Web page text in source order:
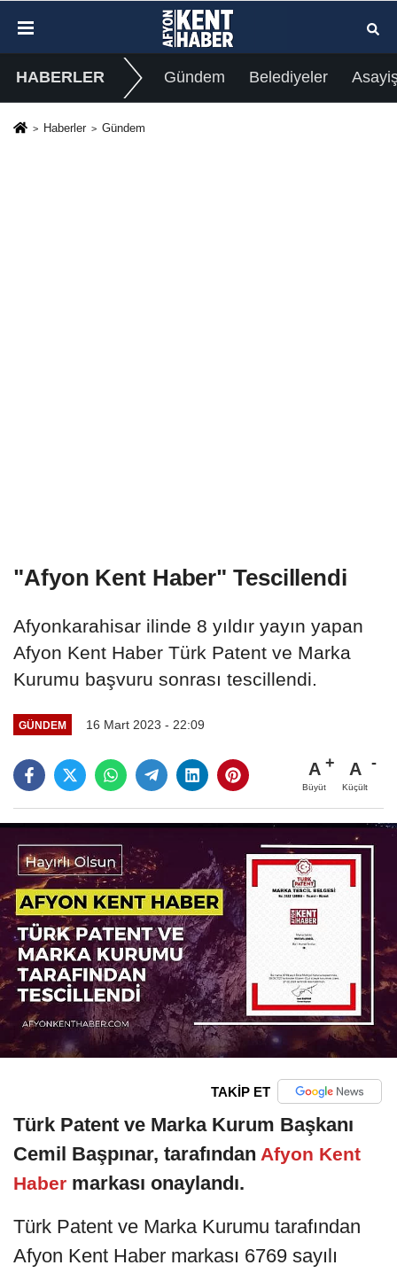
HABERLER Gündem Belediyeler
Haberler Gündem
"Afyon Kent Haber" Tescillendi
Afyonkarahisar ilinde 8 yıldır yayın yapan
Afyon Kent Haber Türk Patent ve Marka
Kurumu başvuru sonrası tescillendi.
GÜNDEM 16 Mart 2023 - 22:09
A
Büyüt
A
Küçült
TAKİP ET
Türk Patent ve Marka Kurum Başkanı
Cemil Başpınar, tarafından Afyon Kent
Haber markası onaylandı.
Türk Patent ve Marka Kurumu tarafından
Afyon Kent Haber markası 6769 sayılı